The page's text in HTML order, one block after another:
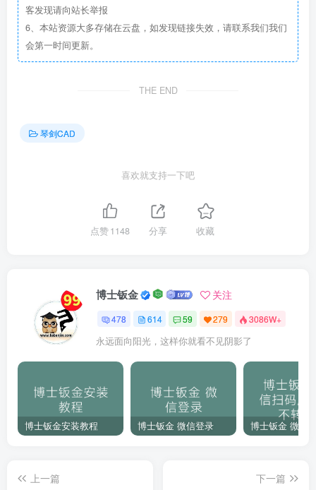
客发现请向站长举报
6、本站资源大多存储在云盘，如发现链接失效，请联系我们我们
会第一时间更新。
THE END
琴剑CAD
喜欢就支持一下吧
点赞1148 分享 收藏
博士钣金 关注
478 614 59 279 3086W+
永远面向阳光，这样你就看不见阴影了
博士钣金安装教程 博士钣金 微信登录
上一篇
下一篇